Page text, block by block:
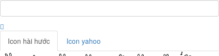
Icon hài hước Icon yahoo